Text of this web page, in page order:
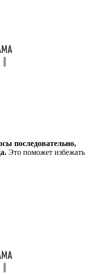
последовательно,
Это поможет избежать